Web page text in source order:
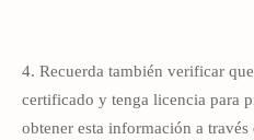
4. Recuerda también verificar
certificado y tenga licencia para
obtener esta información a